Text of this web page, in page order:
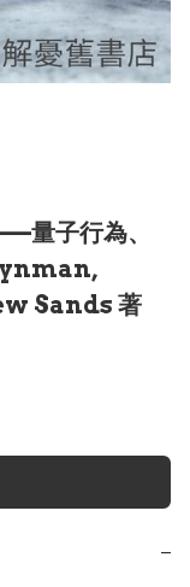
量子行為、
Sands 著
−